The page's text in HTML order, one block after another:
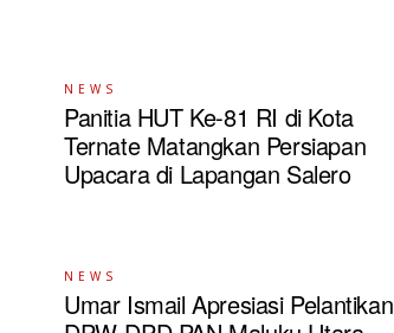
NEWS
Panitia HUT Ke-81 RI di Kota
Ternate Matangkan Persiapan
Upacara di Lapangan Salero
NEWS
Umar Ismail Apresiasi Pelantikan